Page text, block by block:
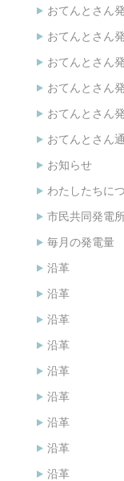
おてんとさん
おてんとさん
おてんとさん
おてんとさん
おてんとさん
おてんとさん
お知らせ
わたしたちに
市民共同発電
毎月の発電量
沿革
沿革
沿革
沿革
沿革
沿革
沿革
沿革
沿革